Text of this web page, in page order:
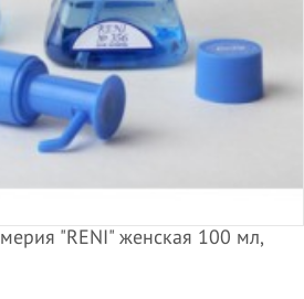
"RENI" женская 100 мл,